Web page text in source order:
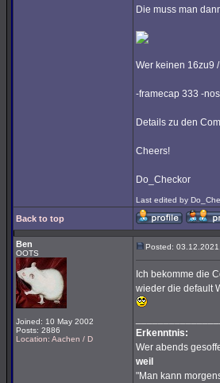
Die muss man
Wer keinen 16zu9
-framecap 333 -
Details zu den
Cheers!
Do_Checkor
Last edited by
Back to top
Ben
OOTS
Joined: 10 May 2002
Posts: 2886
Location: Aachen / D
Posted:
Ich bekomme die
wieder die default
Erkenntnis:
Wer abends
weil
"Man kann